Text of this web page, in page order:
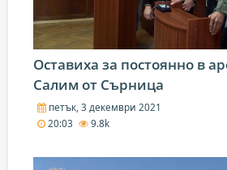
Оставиха за постоянно в
Салим от Сърница
петък, 3 декември 2021
20:03
9.8k